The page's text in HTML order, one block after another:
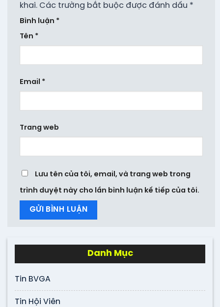
khai. Các trường bắt buộc được đánh dấu *
Bình luận *
Tên *
Email *
Trang web
Lưu tên của tôi, email, và trang web trong
trình duyệt này cho lần bình luận kế tiếp của tôi.
Danh Mục
Tin BVGA
Tin Hội Viên